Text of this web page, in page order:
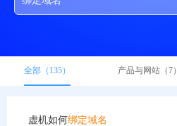
全部（135） 产品与网站（7）
虚机如何绑定域名